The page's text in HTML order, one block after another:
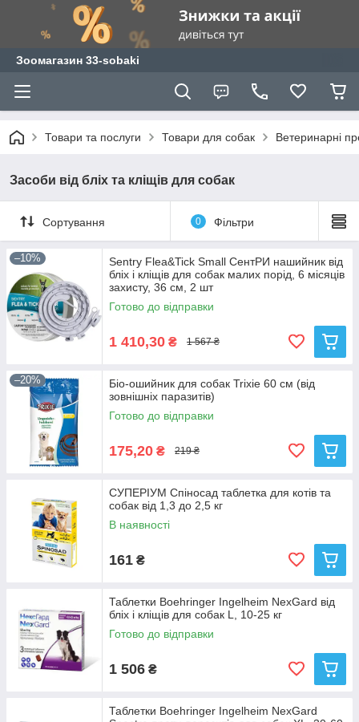
Зоомагазин 33-sobaki
Товари та послуги Товари для собак Ветеринарні
Засоби від бліх та кліщів для собак
Сортування 0 Фільтри
–10%
Sentry Flea&Tick Small СентРИ нашийник від
бліх і кліщів для собак малих порід, 6 місяців
захисту, 36 см, 2 шт
Готово до відправки
1 410,30 ₴ 1 567 ₴
–20%
Біо-ошийник для собак Trixie 60 см (від
зовнішніх паразитів)
Готово до відправки
175,20 ₴ 219 ₴
СУПЕРІУМ Спіносад таблетка для котів та
собак від 1,3 до 2,5 кг
В наявності
161 ₴
Таблетки Boehringer Ingelheim NexGard від
бліх і кліщів для собак L, 10-25 кг
Готово до відправки
1 506 ₴
Таблетки Boehringer Ingelheim NexGard